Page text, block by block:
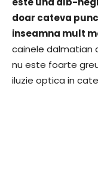
doar cateva
inseamna mult
cainele dalmatian
nu este foarte
iluzie optica in